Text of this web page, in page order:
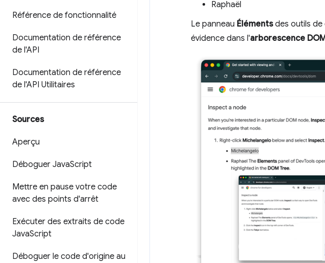
Référence de fonctionnalité
Documentation de référence
de l'API
Documentation de référence
de l'API Utilitaires
Sources
Aperçu
Déboguer JavaScript
Mettre en pause votre code
avec des points d'arrêt
Exécuter des extraits de code
JavaScript
Déboguer le code d'origine au
Raphaël
Le panneau Élémentsdes outils de
évidence dans l'arborescence